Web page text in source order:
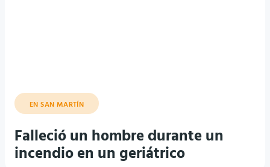
EN SAN MARTÍN
Falleció un hombre durante un
incendio en un geriátrico